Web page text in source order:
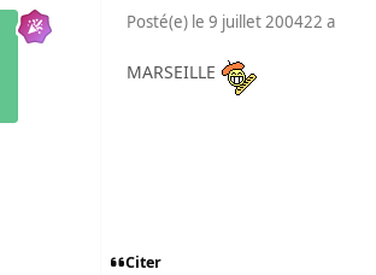
Posté(e) le 9 juillet 200422 a
MARSEILLE
Citer